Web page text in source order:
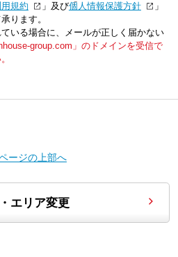
規約 」及び「個人情報保護方針
」
ります。
いる場合に、メールが正しく届かない
group.com」のドメインを受信で
ージの上部へ
エリア変更